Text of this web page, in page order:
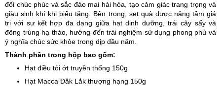
đối chúc phúc và sắc đào mai hài hòa, tạo cảm giác trang trọng và
giàu sinh khí khi biếu tặng. Bên trong, set quà được nâng tầm giá
trị với sự kết hợp đa dạng giữa hạt dinh dưỡng, trái cây sấy và
đông trùng hạ thảo, hướng đến trải nghiệm sử dụng phong phú và
ý nghĩa chúc sức khỏe trong dịp đầu năm.
Thành phần trong hộp bao gồm:
Hạt điều tỏi ớt truyền thống 150g
Hạt Macca Đắk Lắk thượng hạng 150g